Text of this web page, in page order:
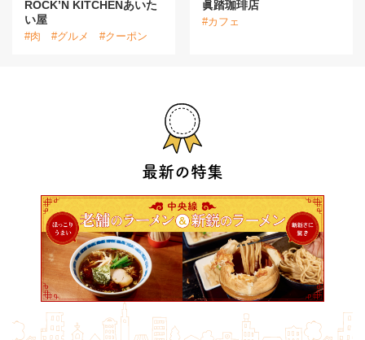
最新の特集
ROCK’N KITCHENあいた
い屋
#肉 #グルメ #クーポン
眞踏珈琲店
#カフェ